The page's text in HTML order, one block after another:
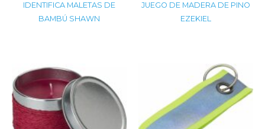
IDENTIFICA MALETAS DE
BAMBÚ SHAWN
JUEGO DE MADERA DE PINO
EZEKIEL